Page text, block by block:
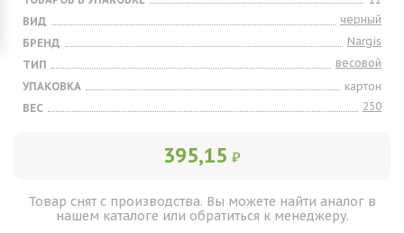
ВИД
черный
БРЕНД
Nargis
ТИП
весовой
УПАКОВКА
картон
ВЕС
250
395,15 ₽
Товар снят с производства. Вы можете найти аналог в
нашем каталоге или обратиться к менеджеру.